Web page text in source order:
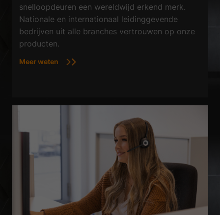
snelloopdeuren een wereldwijd erkend merk.
Nationale en internationaal leidinggevende
bedrijven uit alle branches vertrouwen op onze
producten.
Meer weten